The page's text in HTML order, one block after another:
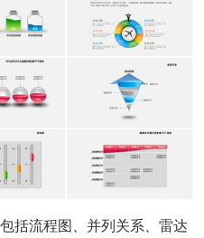
括流程图、并列关系、雷达